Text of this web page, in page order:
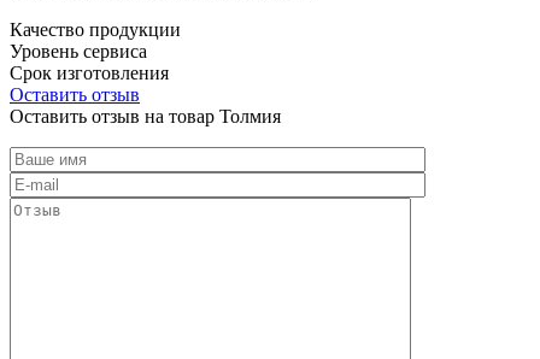
Качество продукции
Уровень сервиса
Срок изготовления
Оставить отзыв
Оставить отзыв на товар Толмия